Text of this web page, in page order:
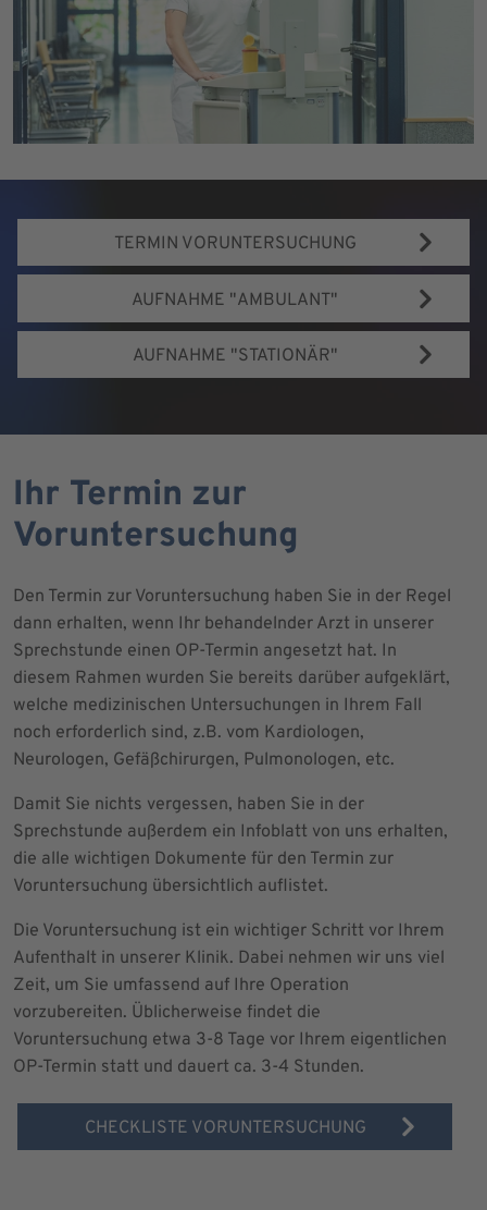
TERMIN VORUNTERSUCHUNG
AUFNAHME "AMBULANT"
AUFNAHME "STATIONÄR"
Ihr Termin zur
Voruntersuchung
Den Termin zur Voruntersuchung haben Sie in der Regel
dann erhalten, wenn Ihr behandelnder Arzt in unserer
Sprechstunde einen OP-Termin angesetzt hat. In
diesem Rahmen wurden Sie bereits darüber aufgeklärt,
welche medizinischen Untersuchungen in Ihrem Fall
noch erforderlich sind, z.B. vom Kardiologen,
Neurologen, Gefäßchirurgen, Pulmonologen, etc.
Damit Sie nichts vergessen, haben Sie in der
Sprechstunde außerdem ein Infoblatt von uns erhalten,
die alle wichtigen Dokumente für den Termin zur
Voruntersuchung übersichtlich auflistet.
Die Voruntersuchung ist ein wichtiger Schritt vor Ihrem
Aufenthalt in unserer Klinik. Dabei nehmen wir uns viel
Zeit, um Sie umfassend auf Ihre Operation
vorzubereiten. Üblicherweise findet die
Voruntersuchung etwa 3-8 Tage vor Ihrem eigentlichen
OP-Termin statt und dauert ca. 3-4 Stunden.
CHECKLISTE VORUNTERSUCHUNG